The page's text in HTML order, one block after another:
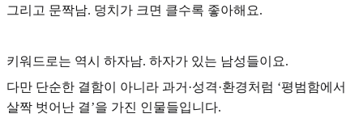
그리고 문짝남. 덩치가 크면 클수록 좋아해요.
키워드로는 역시 하자남. 하자가 있는 남성들이요.
다만 단순한 결함이 아니라 과거·성격·환경처럼 ‘평범함에서
살짝 벗어난 결’을 가진 인물들입니다.